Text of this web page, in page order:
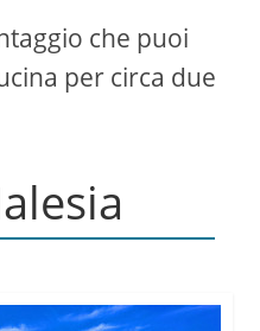
che puoi
per circa due